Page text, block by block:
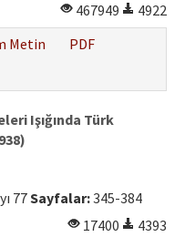
467949
4922
Metin
PDF
Işığında Türk
77Sayfalar:345-384
17400
4393